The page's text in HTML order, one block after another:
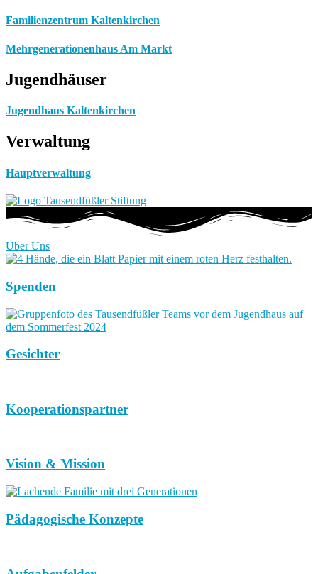
Familienzentrum Kaltenkirchen
Mehrgenerationenhaus Am Markt
Jugendhäuser
Jugendhaus Kaltenkirchen
Verwaltung
Hauptverwaltung
Über Uns
Spenden
Gesichter
Kooperationspartner
Vision & Mission
Pädagogische Konzepte